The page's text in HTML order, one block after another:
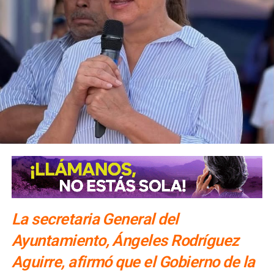
NO TE PIERDAS
Habrá revisiones constantes de Protección Civil en
Fenapo 2025
La secretaria General del
Ayuntamiento, Ángeles Rodríguez
Aguirre, afirmó que el Gobierno de la